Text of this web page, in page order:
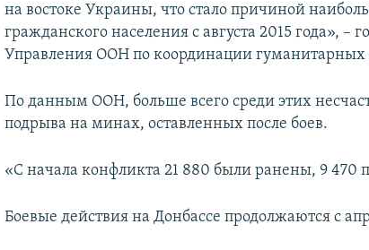
на востоке Украины, что стало причиной
гражданского населения с августа 2015 года», –
Управления ООН по координации гуманитарных
По данным ООН, больше всего среди этих
подрыва на минах, оставленных после боев.
«С начала конфликта 21 880 были ранены, 9 470
Боевые действия на Донбассе продолжаются с